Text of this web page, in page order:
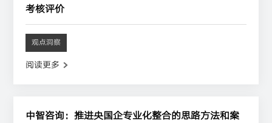
考核评价
观点洞察
阅读更多
中智咨询：推进央国企专业化整合的思路方法和案